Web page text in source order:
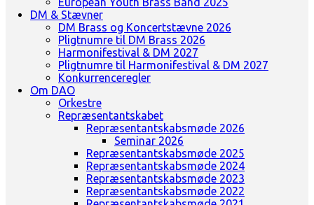
DM & Stævner
DM Brass og Koncertstævne 2026
Pligtnumre til DM Brass 2026
Harmonifestival & DM 2027
Pligtnumre til Harmonifestival & DM 2027
Konkurrenceregler
Om DAO
Orkestre
Repræsentantskabet
Repræsentantskabsmøde 2026
Seminar 2026
Repræsentantskabsmøde 2025
Repræsentantskabsmøde 2024
Repræsentantskabsmøde 2023
Repræsentantskabsmøde 2022